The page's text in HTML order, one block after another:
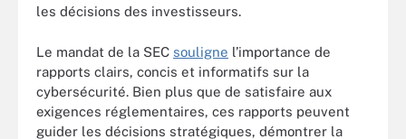
les décisions des investisseurs.
Le mandat de la SEC souligne l’importance de
rapports clairs, concis et informatifs sur la
cybersécurité. Bien plus que de satisfaire aux
exigences réglementaires, ces rapports peuvent
guider les décisions stratégiques, démontrer la